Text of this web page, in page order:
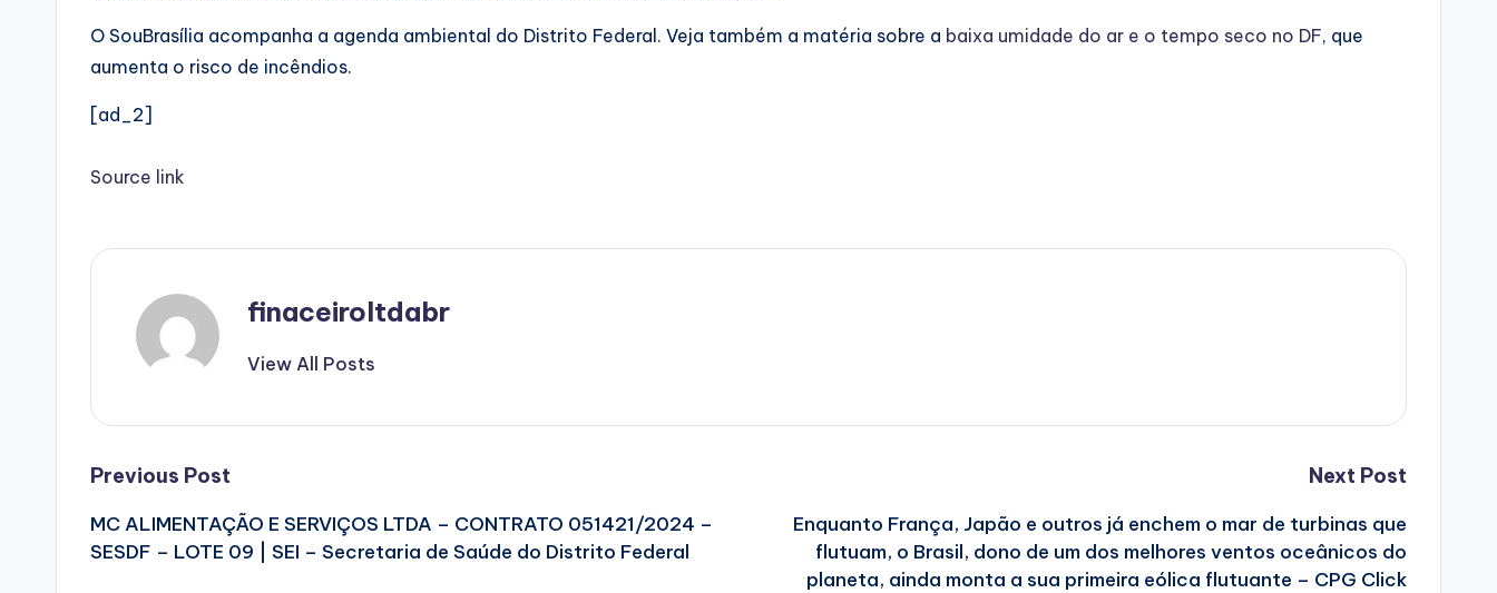
O SouBrasília acompanha a agenda ambiental do Distrito Federal. Veja também a matéria sobre a baixa umidade do ar e o tempo seco no DF, que
aumenta o risco de incêndios.
[ad_2]
Source link
finaceiroltdabr
View All Posts
Post
navigation
Previous Post
MC ALIMENTAÇÃO E SERVIÇOS LTDA – CONTRATO 051421/2024 –
SESDF – LOTE 09 | SEI – Secretaria de Saúde do Distrito Federal
Next Post
Enquanto França, Japão e outros já enchem o mar de turbinas que
flutuam, o Brasil, dono de um dos melhores ventos oceânicos do
planeta, ainda monta a sua primeira eólica flutuante – CPG Click